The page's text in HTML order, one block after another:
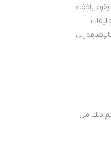
بإخفاء
إلى
ذلك من